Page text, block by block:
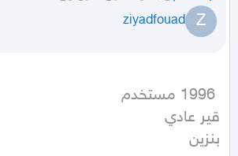
Z
ziyadfouad
بنزين